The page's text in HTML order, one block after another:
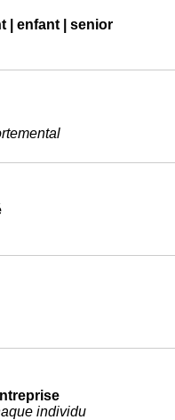
| enfant | senior
individu